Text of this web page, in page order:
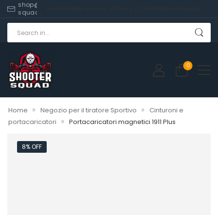
shop@shooter-
squad.com
0
Home » Negozio per il tiratore Sportivo »
Cinturoni e
portacaricatori » Portacaricatori magnetici 1911 Plus
8% OFF